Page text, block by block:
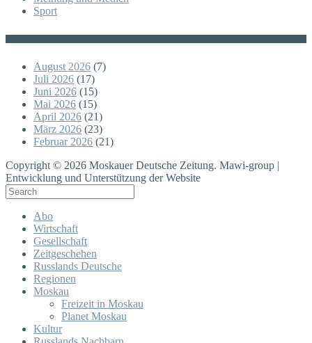
Sport
August 2026 (7)
Juli 2026 (17)
Juni 2026 (15)
Mai 2026 (15)
April 2026 (21)
März 2026 (23)
Februar 2026 (21)
Copyright © 2026 Moskauer Deutsche Zeitung. Mawi-group |
Entwicklung und Unterstützung der Website
Abo
Wirtschaft
Gesellschaft
Zeitgeschehen
Russlands Deutsche
Regionen
Moskau
Freizeit in Moskau
Planet Moskau
Kultur